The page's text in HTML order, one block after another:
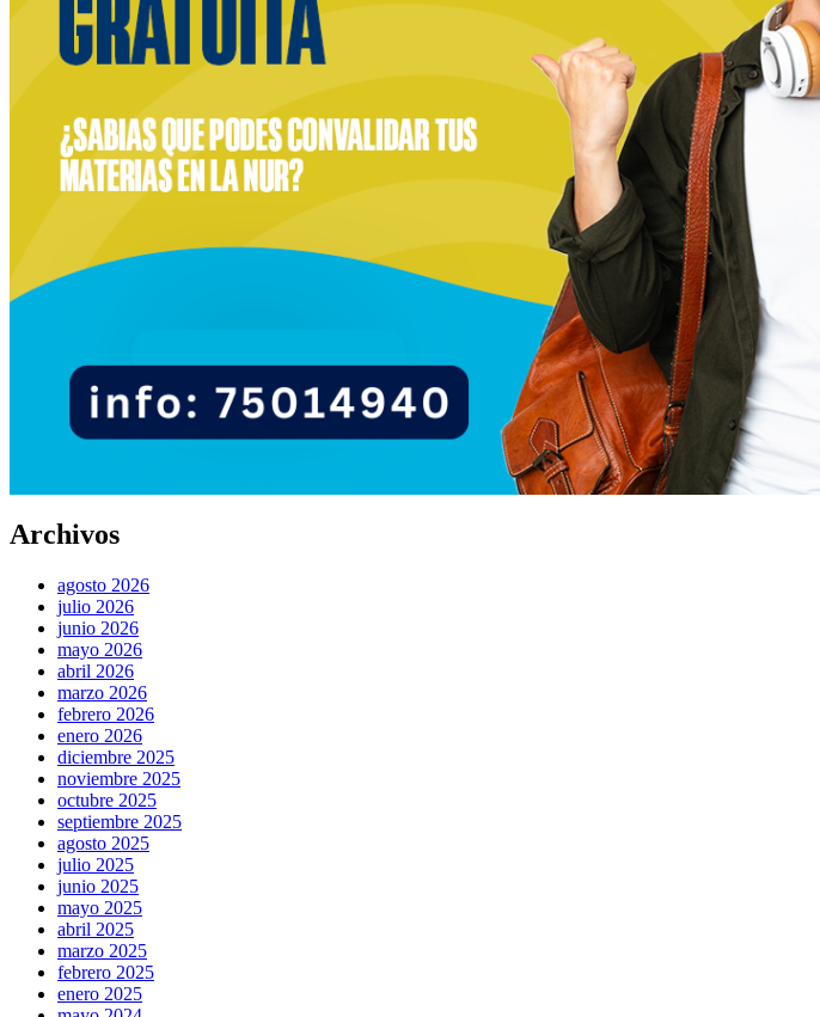
Archivos
agosto 2026
julio 2026
junio 2026
mayo 2026
abril 2026
marzo 2026
febrero 2026
enero 2026
diciembre 2025
noviembre 2025
octubre 2025
septiembre 2025
agosto 2025
julio 2025
junio 2025
mayo 2025
abril 2025
marzo 2025
febrero 2025
enero 2025